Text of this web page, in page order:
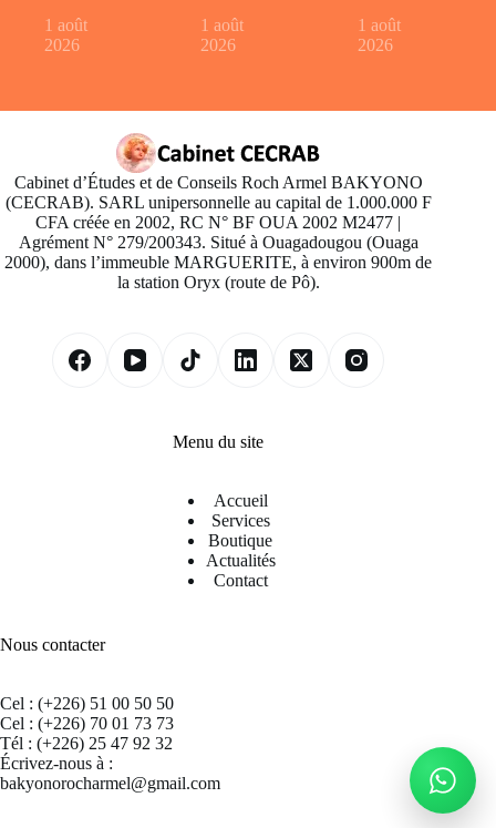
1 août
2026
1 août
2026
1 août
2026
Cabinet d’Études et de Conseils Roch Armel BAKYONO
(CECRAB). SARL unipersonnelle au capital de 1.000.000 F
CFA créée en 2002, RC N° BF OUA 2002 M2477 |
Agrément N° 279/200343. Situé à Ouagadougou (Ouaga
2000), dans l’immeuble MARGUERITE, à environ 900m de
la station Oryx (route de Pô).
Menu du site
Accueil
Services
Boutique
Actualités
Contact
Nous contacter
Cel : (+226) 51 00 50 50
Cel : (+226) 70 01 73 73
Tél : (+226) 25 47 92 32
Écrivez-nous à :
bakyonorocharmel@gmail.com